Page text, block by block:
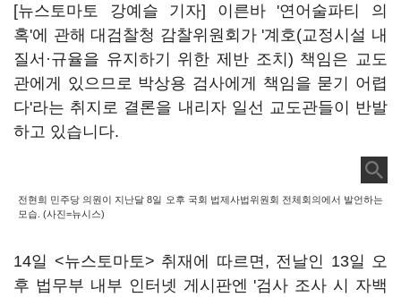
[뉴스토마토 강예슬 기자] 이른바 '연어술파티 의
혹'에 관해 대검찰청 감찰위원회가 '계호(교정시설 내
질서·규율을 유지하기 위한 제반 조치) 책임은 교도
관에게 있으므로 박상용 검사에게 책임을 묻기 어렵
다'라는 취지로 결론을 내리자 일선 교도관들이 반발
하고 있습니다.
전현희 민주당 의원이 지난달 8일 오후 국회 법제사법위원회 전체회의에서 발언하는
모습. (사진=뉴시스)
14일 <뉴스토마토> 취재에 따르면, 전날인 13일 오
후 법무부 내부 인터넷 게시판엔 '검사 조사 시 자백